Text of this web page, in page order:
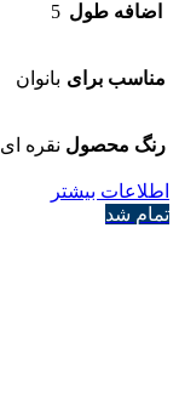
اضافه طول 5
مناسب برای بانوان
رنگ محصول نقره ای
اطلاعات بیشتر
تمام شد